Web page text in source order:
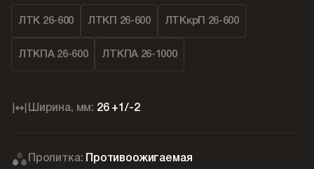
ЛТК 26-600 ЛТКП 26-600 ЛТКкрП 26-600
ЛТКПА 26-600 ЛТКПА 26-1000
Ширина, мм: 26 +1/-2
Пропитка: Противоожигаемая